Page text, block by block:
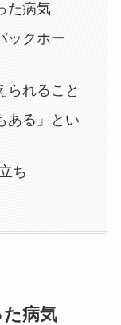
た病気
ックホー
られること
ある」とい
ち
病気